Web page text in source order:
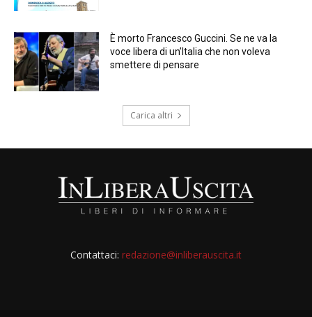
È morto Francesco Guccini. Se ne va la
voce libera di un’Italia che non voleva
smettere di pensare
Carica altri
Contattaci: redazione@inliberauscita.it